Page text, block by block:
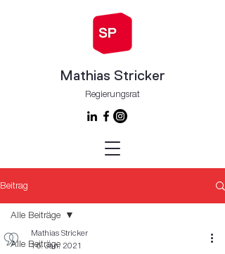
Mathias Stricker
Regierungsrat
Beitrag
Alle Beiträge
Alle Beiträge
Mathias Stricker
16. Jan. 2021